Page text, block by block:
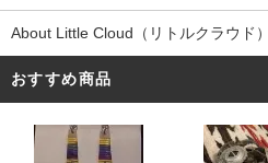
About Little Cloud（リトルクラウド
おすすめ商品